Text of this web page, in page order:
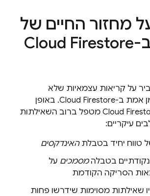
מחזור החיים של
Cloud Firestore
על קריאות עצמאיות שלא
אמת ב-Cloud Firestore. באופן
Cloud מטפל ברוב השאילתות
עיקריים:
טווח יחיד בטבלתהאינדקסים
נקודתיים בטבלהמסמכים על
הסריקה הקודמת
שאילתות מסוימות שידרשו פחות